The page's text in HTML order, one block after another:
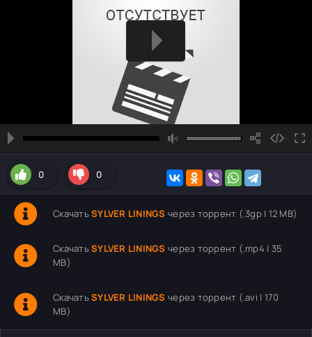
0 0
СкачатьSYLVER LININGS через торрент (.3gp | 12 MB)
СкачатьSYLVER LININGS через торрент (.mp4 | 35
MB)
СкачатьSYLVER LININGS через торрент (.avi | 170
MB)